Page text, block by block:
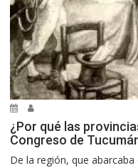
¿Por qué las
Congreso de
De la región, que